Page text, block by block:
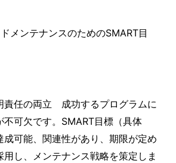
メンテナンスのためのSMART目
責任の両立 成功するプログラムに
不可欠です。SMART目標（具体
成可能、関連性があり、期限が定め
用し、メンテナンス戦略を策定しま